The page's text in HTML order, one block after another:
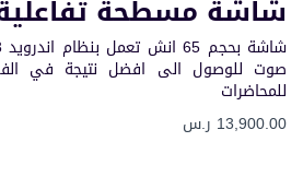
شاشة مسطحة
صوت للوصول الى افضل نتيجة في
للمحاضرات
13,900.00 ر.س